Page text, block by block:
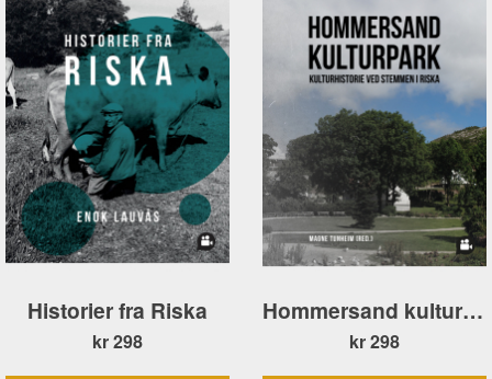
Historier fra Riska
kr 298
Hommersand kulturpark
kr 298